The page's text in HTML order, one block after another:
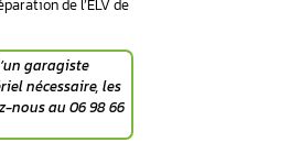
la sécurité de votre Mercedes.